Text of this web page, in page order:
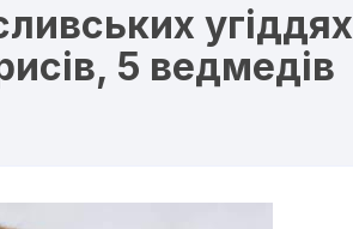
угіддях
5 ведмедів